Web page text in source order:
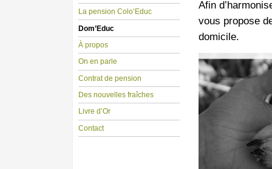
Afin
vous propose
domicile.
La pension Colo’Educ
Dom’Educ
À propos
On en parle
Contrat de pension
Des nouvelles fraîches
Livre d’Or
Contact